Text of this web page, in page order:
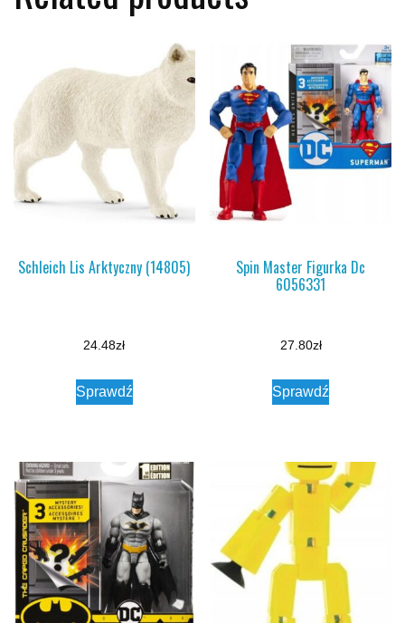
Schleich Lis Arktyczny (14805)
24.48zł
Sprawdź
Spin Master Figurka Dc
6056331
27.80zł
Sprawdź